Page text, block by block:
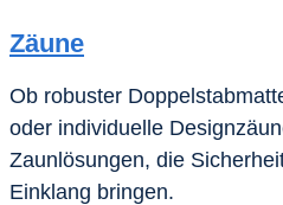
Zäune
Ob robuster
oder individuelle
Zaunlösungen, die
Einklang bringen.